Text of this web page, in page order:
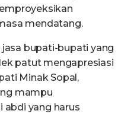
mendatang.
bupati-bupati yang
patut mengapresiasi
Minak Sopal,
mampu
yang harus